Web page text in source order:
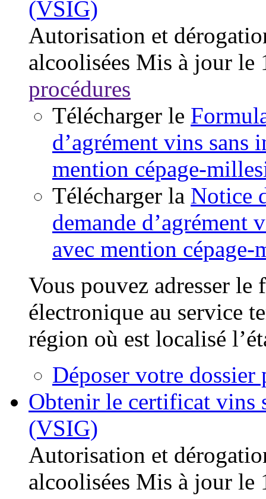
(VSIG)
Autorisation et
alcoolisées Mis à jour le
procédures
Télécharger le
d’agrément vins sans
mention cépage-
Télécharger la Notice
demande d’agrément
avec mention cépage-
Vous pouvez adresser
électronique au service
région où est localisé
Déposer votre
Obtenir le certificat vins
(VSIG)
Autorisation et
alcoolisées Mis à jour le